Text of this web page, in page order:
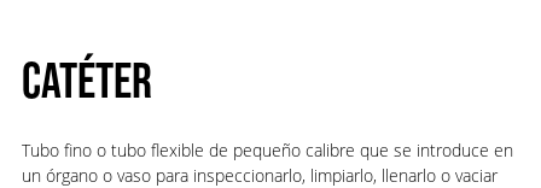
CATÉTER
Tubo fino o tubo flexible de pequeño calibre que se introduce en
un órgano o vaso para inspeccionarlo, limpiarlo, llenarlo o vaciar